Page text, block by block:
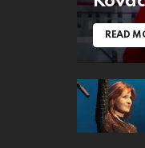
READ